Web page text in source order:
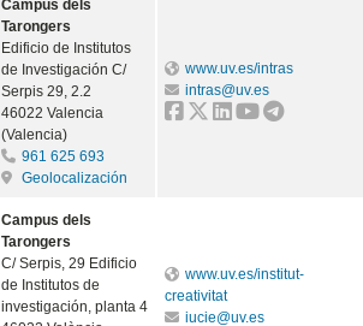
Campus dels
Tarongers
Edificio de Institutos
de Investigación C/
Serpis 29, 2.2
46022 Valencia
(Valencia)
961 625 693
Geolocalización
www.uv.es/intras
intras@uv.es
Campus dels
Tarongers
C/ Serpis, 29 Edificio
de Institutos de
investigación, planta 4
www.uv.es/institut-
creativitat
iucie@uv.es